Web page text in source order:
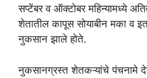
सप्टेंबर व ऑक्टोबर महिन्यामध्ये
शेतातील कापूस सोयाबीन मका व
नुकसान झाले होते.
नुकसानग्रस्त शेतकऱ्यांचे पंचनामे